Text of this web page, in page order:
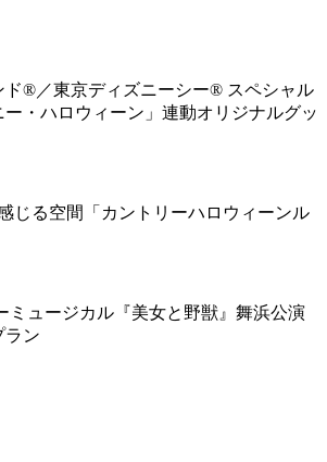
ド®／東京ディズニーシー® スペシャル
・ハロウィーン」連動オリジナルグッ
じる空間「カントリーハロウィーンル
ミュージカル『美女と野獣』舞浜公演
ラン